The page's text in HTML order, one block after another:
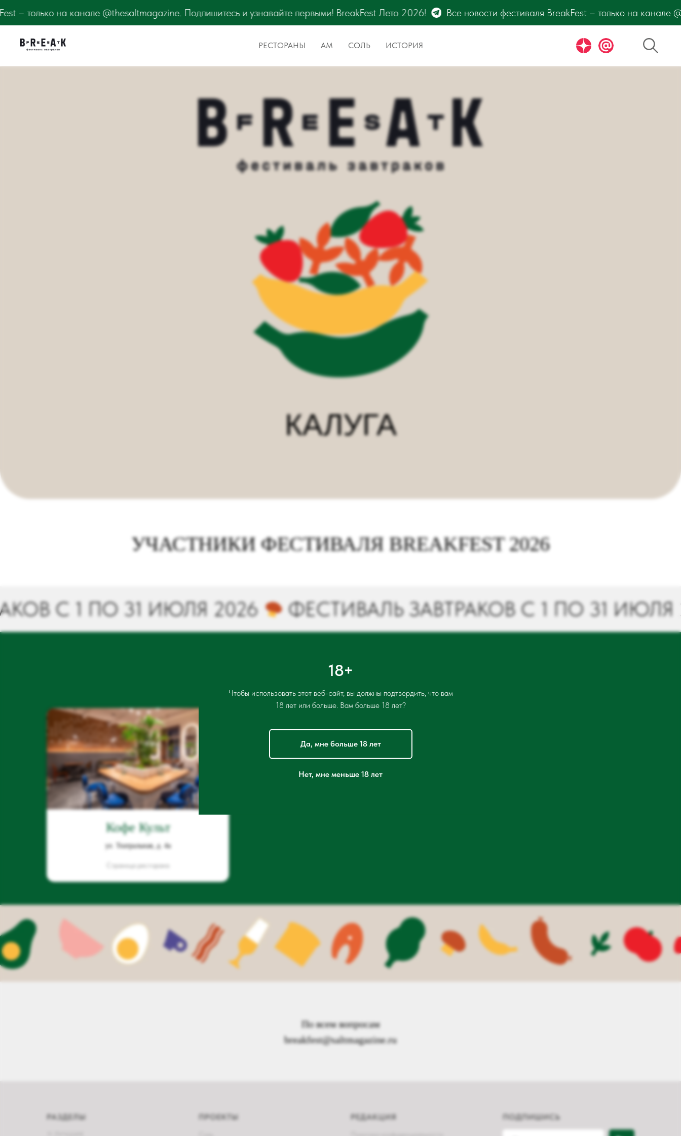
канале @thesaltmagazine. Подпишитесь и узнавайте первыми! BreakFest Лето 2026! Все новости фестиваля BreakFest – только на канале
РЕСТОРАНЫ АМ СОЛЬ ИСТОРИЯ
18+
Чтобы использовать этот веб-сайт, вы должны подтвердить, что вам
18 лет или больше. Вам больше 18 лет?
Да, мне больше 18 лет
Нет, мне меньше 18 лет
КАЛУГА
УЧАСТНИКИ ФЕСТИВАЛЯ BREAKFEST 2026
1 ПО 31 ИЮЛЯ 2026 ФЕСТИВАЛЬ ЗАВТРАКОВ С 1 ПО 31 ИЮЛЯ 2026
Кофе Культ
ул. Театральная, д. 4а
Страница ресторана
По всем вопросам
breakfest@saltmagazine.ru
РАЗДЕЛЫ ПРОЕКТЫ РЕДАКЦИЯ ПОДПИШИСЬ